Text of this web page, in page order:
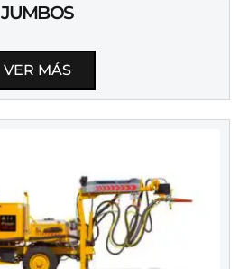
JUMBOS
VER MÁS